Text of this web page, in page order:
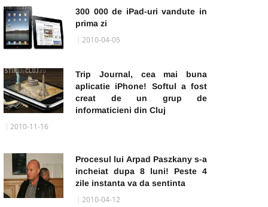
300 000 de iPad-uri vandute in
prima zi
2010-04-05
Trip Journal, cea mai buna
aplicatie iPhone! Softul a fost
creat de un grup de
informaticieni din Cluj
2010-11-16
Procesul lui Arpad Paszkany s-a
incheiat dupa 8 luni! Peste 4
zile instanta va da sentinta
2010-04-12